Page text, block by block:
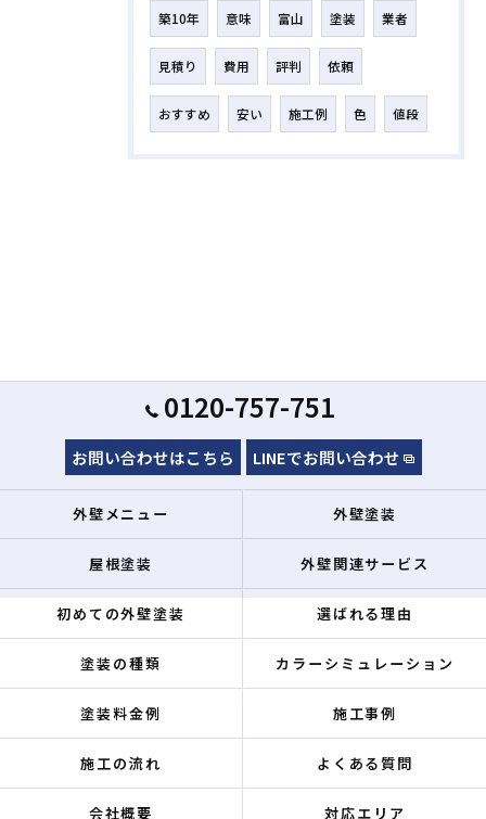
築10年 意味 富山 塗装 業者
見積り 費用 評判 依頼
おすすめ 安い 施工例 色 値段
0120-757-751
お問い合わせはこちら LINEでお問い合わせ
外壁メニュー 外壁塗装
屋根塗装 外壁関連サービス
初めての外壁塗装 選ばれる理由
塗装の種類 カラーシミュレーション
塗装料金例 施工事例
施工の流れ よくある質問
会社概要 対応エリア